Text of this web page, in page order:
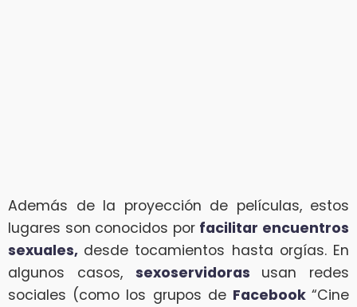
Además de la proyección de películas, estos
lugares son conocidos por facilitar encuentros
sexuales, desde tocamientos hasta orgías. En
algunos casos, sexoservidoras usan redes
sociales (como los grupos de Facebook“Cine